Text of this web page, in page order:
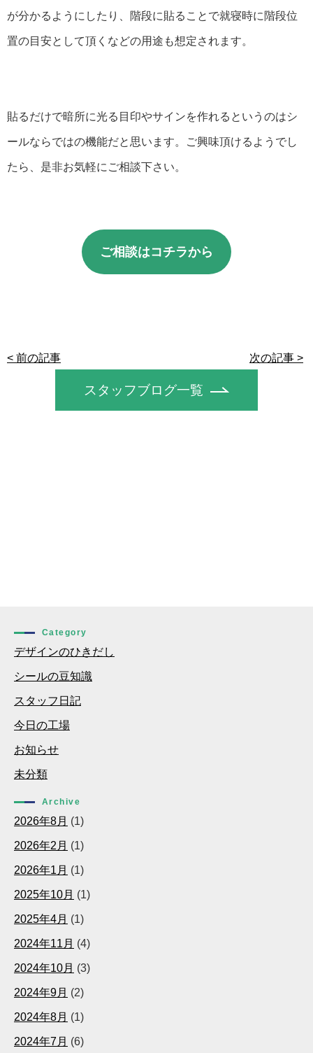
が分かるようにしたり、階段に貼ることで就寝時に階段位
置の目安として頂くなどの用途も想定されます。
貼るだけで暗所に光る目印やサインを作れるというのはシ
ールならではの機能だと思います。ご興味頂けるようでし
たら、是非お気軽にご相談下さい。
ご相談はコチラから
< 前の記事 次の記事 >
スタッフブログ一覧
Category
デザインのひきだし
シールの豆知識
スタッフ日記
今日の工場
お知らせ
未分類
Archive
2026年8月 (1)
2026年2月 (1)
2026年1月 (1)
2025年10月 (1)
2025年4月 (1)
2024年11月 (4)
2024年10月 (3)
2024年9月 (2)
2024年8月 (1)
2024年7月 (6)